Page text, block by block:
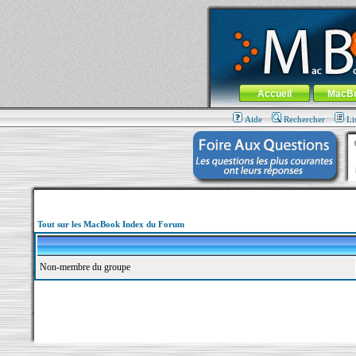
MacBook-fr.com : 100% Apple... 100%
Aller au contenu-Aller au menu
Menu général
Accueil
Aide Rechercher
Tout sur les MacBook Index du Forum
Non-membre du groupe